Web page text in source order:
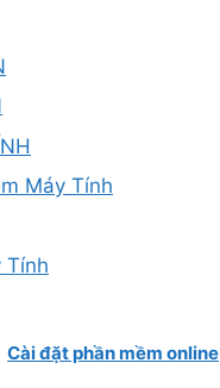
Máy Tính
Tính
Cài đặt phần mềm online